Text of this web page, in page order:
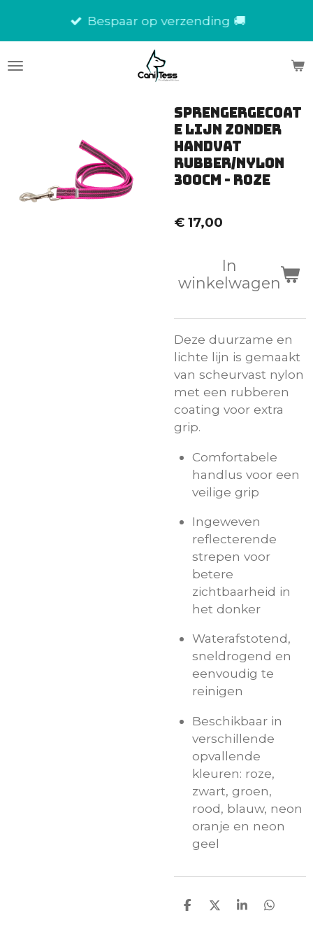
de
Bespaar op verzending 🚚
SprengerGecoat
e Lijn zonder
Handvat
rubber/nylon
300cm - roze
€ 17,00
In
winkelwagen
Deze duurzame en
lichte lijn is gemaakt
van scheurvast nylon
met een rubberen
coating voor extra
grip.
Comfortabele
handlus voor een
veilige grip
Ingeweven
reflecterende
strepen voor
betere
zichtbaarheid in
het donker
Waterafstotend,
sneldrogend en
eenvoudig te
reinigen
Beschikbaar in
verschillende
opvallende
kleuren: roze,
zwart, groen,
rood, blauw, neon
oranje en neon
geel
D
D
S
D